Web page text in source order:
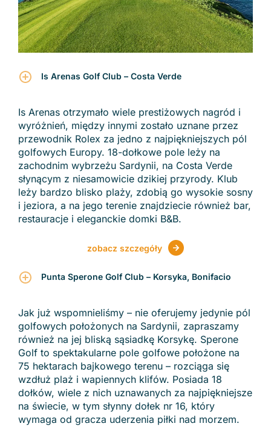
Is Arenas Golf Club – Costa Verde
Is Arenas otrzymało wiele prestiżowych nagród i
wyróżnień, między innymi zostało uznane przez
przewodnik Rolex za jedno z najpiękniejszych pól
golfowych Europy. 18-dołkowe pole leży na
zachodnim wybrzeżu Sardynii, na Costa Verde
słynącym z niesamowicie dzikiej przyrody. Klub
leży bardzo blisko plaży, zdobią go wysokie sosny
i jeziora, a na jego terenie znajdziecie również bar,
restauracje i eleganckie domki B&B.
zobacz szczegóły
Punta Sperone Golf Club – Korsyka, Bonifacio
Jak już wspomnieliśmy – nie oferujemy jedynie pól
golfowych położonych na Sardynii, zapraszamy
również na jej bliską sąsiadkę Korsykę. Sperone
Golf to spektakularne pole golfowe położone na
75 hektarach bajkowego terenu – rozciąga się
wzdłuż plaż i wapiennych klifów. Posiada 18
dołków, wiele z nich uznawanych za najpiękniejsze
na świecie, w tym słynny dołek nr 16, który
wymaga od gracza uderzenia piłki nad morzem.